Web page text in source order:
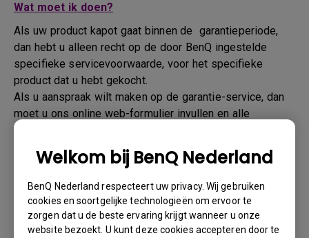
Welkom bij BenQ Nederland
BenQ Nederland respecteert uw privacy. Wij gebruiken
cookies en soortgelijke technologieën om ervoor te
zorgen dat u de beste ervaring krijgt wanneer u onze
website bezoekt. U kunt deze cookies accepteren door te
Wat moet ik doen?
Als uw product kapot gaat binnen de garantieperiode,
dan hebt u alleen recht op de door BenQ ingestelde
specifieke servicevoorwaarde, voor het specifieke
product dat u hebt gekocht.
Als u aanspraak wilt maken op de garantie-service, dan
moet u ons online web-formulier invullen en alle
noodzakelijke informatie over uw product en het defect
verstrekken en uw contactgegevens doorgeven. U kunt
dit doen op www.benq.eu of op de BenQ-website van uw
land.
Er wordt dan via e-mail contact met u opgenomen
door het BenQ Technical Support Team ("BenQ Team").
Het BenQ Team zal proberen via diverse stappen met u